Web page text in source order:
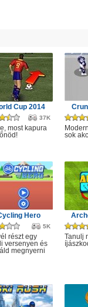
Cup 2014
37K
most kapura
sok
Hero
5K
részt egy
versenyen és
megnyerni
Tanulj